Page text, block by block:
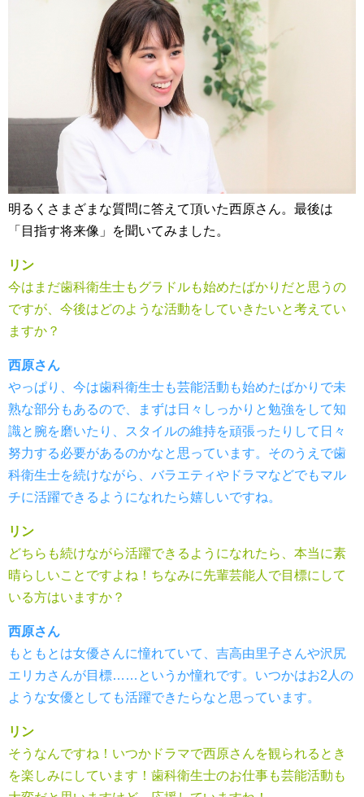
明るくさまざまな質問に答えて頂いた西原さん。最後は
「目指す将来像」を聞いてみました。
リン
今はまだ歯科衛生士もグラドルも始めたばかりだと思うの
ですが、今後はどのような活動をしていきたいと考えてい
ますか？
西原さん
やっぱり、今は歯科衛生士も芸能活動も始めたばかりで未
熟な部分もあるので、まずは日々しっかりと勉強をして知
識と腕を磨いたり、スタイルの維持を頑張ったりして日々
努力する必要があるのかなと思っています。そのうえで歯
科衛生士を続けながら、バラエティやドラマなどでもマル
チに活躍できるようになれたら嬉しいですね。
リン
どちらも続けながら活躍できるようになれたら、本当に素
晴らしいことですよね！ちなみに先輩芸能人で目標にして
いる方はいますか？
西原さん
もともとは女優さんに憧れていて、吉高由里子さんや沢尻
エリカさんが目標……というか憧れです。いつかはお2人の
ような女優としても活躍できたらなと思っています。
リン
そうなんですね！いつかドラマで西原さんを観られるとき
を楽しみにしています！歯科衛生士のお仕事も芸能活動も